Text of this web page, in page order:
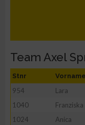
Team Axel
Stnr Vorname
954 Lara
1040
Franziska
1024
Anica